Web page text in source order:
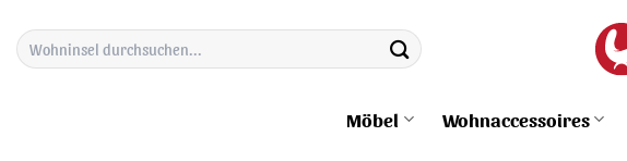
Inhalt
springen
Suchen
nach:
Möbel Wohnaccessoires